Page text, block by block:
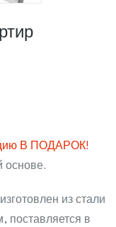
В ПОДАРОК!
основе.
из стали
поставляется в